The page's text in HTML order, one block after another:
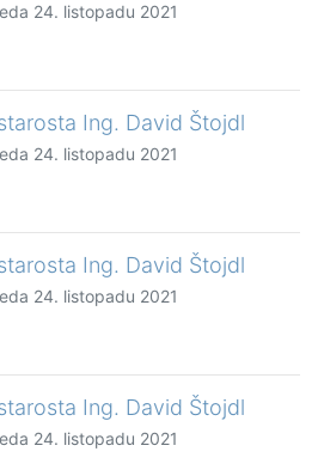
24. listopadu 2021
Ing. David Štojdl
24. listopadu 2021
Ing. David Štojdl
24. listopadu 2021
Ing. David Štojdl
24. listopadu 2021